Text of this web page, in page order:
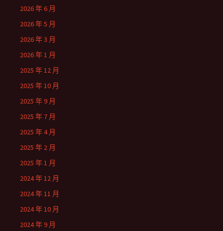
2026 年 6 月
2026 年 5 月
2026 年 3 月
2026 年 1 月
2025 年 12 月
2025 年 10 月
2025 年 9 月
2025 年 7 月
2025 年 4 月
2025 年 2 月
2025 年 1 月
2024 年 12 月
2024 年 11 月
2024 年 10 月
2024 年 9 月